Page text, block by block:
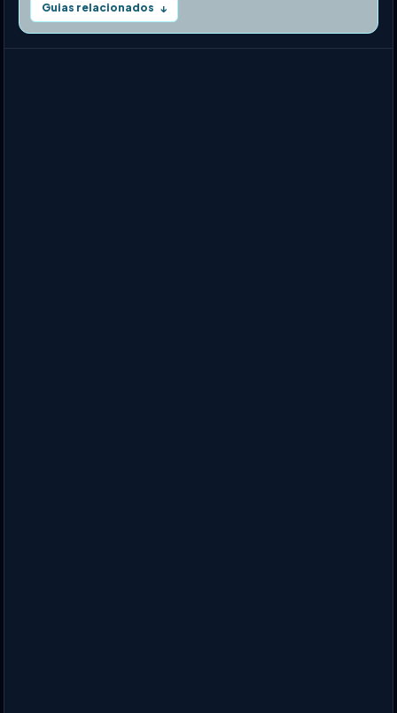
Guias relacionados ↓